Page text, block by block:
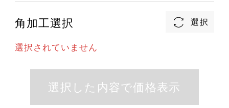
角加工選択
選択されていません